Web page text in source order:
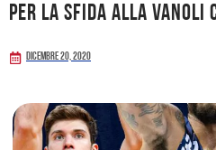
per la sfida alla Vanoli
Dicembre 20, 2020